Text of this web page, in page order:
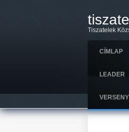
Tiszatelek
CÍMLAP
LEADER